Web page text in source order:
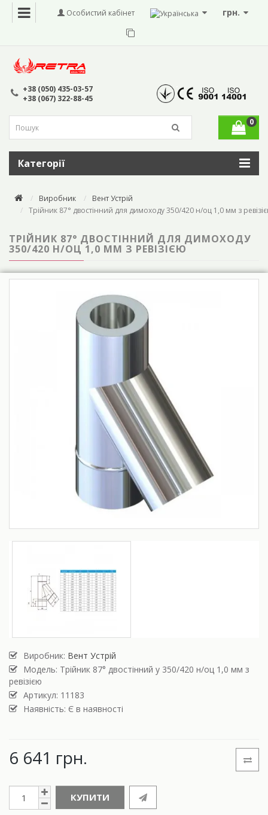
грн.
Особистий кабінет
+38 (050) 435-03-57
+38 (067) 322-88-45
0
Категорії
Виробник
Вент Устрій
Трійник 87° двостінний для димоходу 350/420 н/оц 1,0 мм з
ТРІЙНИК 87° ДВОСТІННИЙ ДЛЯ ДИМОХОДУ
350/420 Н/ОЦ 1,0 ММ З РЕВІЗІЄЮ
Виробник: Вент Устрій
Модель: Трійник 87° двостінний у 350/420 н/оц 1,0 мм з
ревізією
Артикул: 11183
Наявність: Є в наявності
6 641 грн.
КУПИТИ